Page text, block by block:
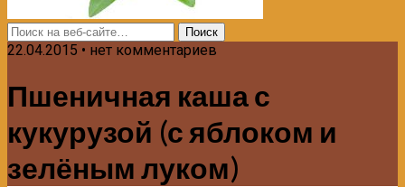
22.04.2015 • нет комментариев
Пшеничная каша с
кукурузой (с яблоком и
зелёным луком)